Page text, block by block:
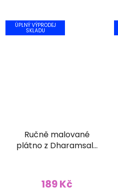
ÚPLNÝ VÝPRODEJ
SKLADU
Ručně malované
plátno z Dharamsaly
189 Kč